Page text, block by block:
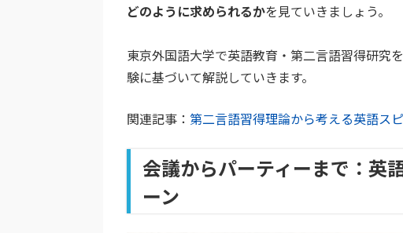
どのように求められるかを見ていきましょう。
東京外国語大学で英語教育・第二言語習得研究
験に基づいて解説していきます。
関連記事： 第二言語習得理論から考える英語ス
会議からパーティーまで：英
ーン